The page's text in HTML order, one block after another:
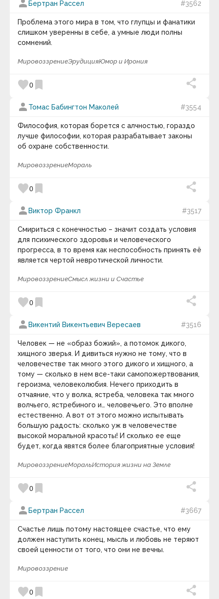
person Бертран Рассел #3562
Проблема этого мира в том, что глупцы и фанатики
слишком уверенны в себе, а умные люди полны
сомнений.
МировоззрениеЭрудицияЮмор и Ирония
favorite0 bookmark
person Томас Бабингтон Маколей #3554
Философия, которая борется с алчностью, гораздо
лучше философии, которая разрабатывает законы
об охране собственности.
МировоззрениеМораль
favorite0 bookmark
person Виктор Франкл #3517
Смириться с конечностью – значит создать условия
для психического здоровья и человеческого
прогресса, в то время как неспособность принять её
является чертой невротической личности.
МировоззрениеСмысл жизни и Счастье
favorite0 bookmark
person Викентий Викентьевич Вересаев #3516
Человек — не «образ божий», а потомок дикого,
хищного зверья. И дивиться нужно не тому, что в
человечестве так много этого дикого и хищного, а
тому — сколько в нем все-таки самопожертвования,
героизма, человеколюбия. Нечего приходить в
отчаяние, что у волка, ястреба, человека так много
волчьего, ястребиного и… человечьего. Это вполне
естественно. А вот от этого можно испытывать
большую радость: сколько уж в человечестве
высокой моральной красоты! И сколько ее еще
будет, когда явятся более благоприятные условия!
МировоззрениеМоральИстория жизни на Земле
favorite0 bookmark
person Бертран Рассел #3667
Счастье лишь потому настоящее счастье, что ему
должен наступить конец, мысль и любовь не теряют
своей ценности от того, что они не вечны.
Мировоззрение
favorite0 bookmark